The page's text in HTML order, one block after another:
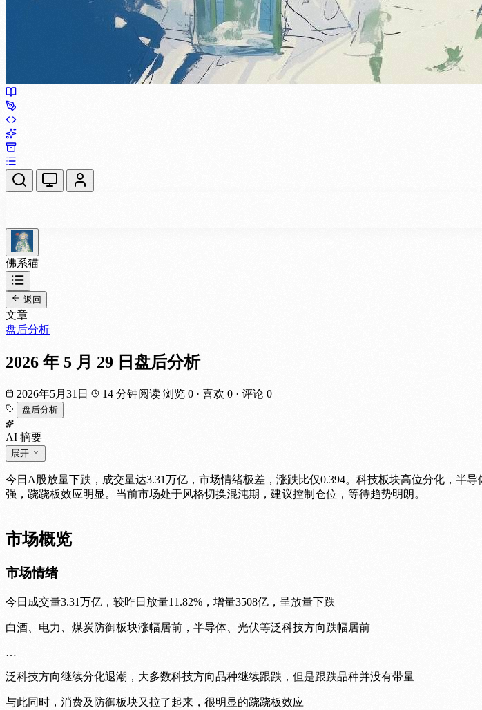
佛系猫
返回
文章
盘后分析
2026 年 5 月 29 日盘后分析
2026年5月31日 14 分钟阅读 浏览 0 · 喜欢 0 · 评论 0
盘后分析
AI 摘要
展开
今日A股放量下跌，成交量达3.31万亿，市场情绪极差，涨跌比仅0.394。科技板块高位分化，半
强，跷跷板效应明显。当前市场处于风格切换混沌期，建议控制仓位，等待趋势明朗。
市场概览
市场情绪
今日成交量3.31万亿，较昨日放量11.82%，增量3508亿，呈放量下跌
白酒、电力、煤炭防御板块涨幅居前，半导体、光伏等泛科技方向跌幅居前
…
泛科技方向继续分化退潮，大多数科技方向品种继续跟跌，但是跟跌品种并没有带量
与此同时，消费及防御板块又拉了起来，很明显的跷跷板效应